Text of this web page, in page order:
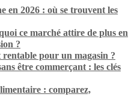
en 2026 : où se trouvent les
ce marché attire de plus en
?
pour un magasin ?
être commerçant : les clés
: comparez,